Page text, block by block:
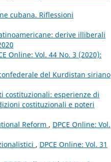
cubana. Riflessioni
derive illiberali
Online: Vol. 44 No. 3 (2020):
del Kurdistan siriano
costituzionali: esperienze di
costituzionali e poteri
Reform , DPCE Online: Vol.
, DPCE Online: Vol. 31